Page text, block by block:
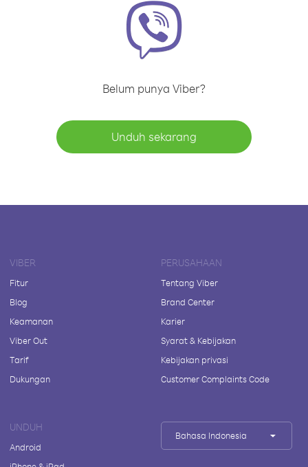
Belum punya Viber?
Unduh sekarang
VIBER
Fitur
Blog
Keamanan
Viber Out
Tarif
Dukungan
PERUSAHAAN
Tentang Viber
Brand Center
Karier
Syarat & Kebijakan
Kebijakan privasi
Customer Complaints Code
UNDUH
Android
Bahasa Indonesia